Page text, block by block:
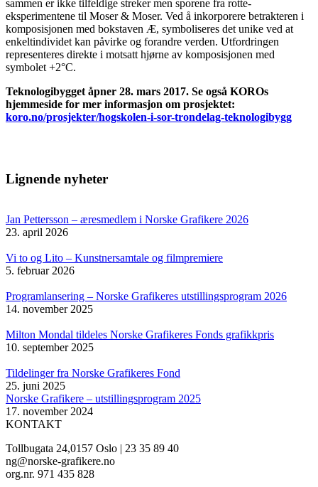
sammen er ikke tilfeldige streker men sporene fra rotte-
eksperimentene til Moser & Moser. Ved å inkorporere betrakteren i
komposisjonen med bokstaven Æ, symboliseres det unike ved at
enkeltindividet kan påvirke og forandre verden. Utfordringen
representeres direkte i motsatt hjørne av komposisjonen med
symbolet +2°C.
Teknologibygget åpner 28. mars 2017. Se også KOROs
hjemmeside for mer informasjon om prosjektet:
koro.no/prosjekter/hogskolen-i-sor-trondelag-teknologibygg
Lignende nyheter
Jan Pettersson – æresmedlem i Norske Grafikere 2026
23. april 2026
Vi to og Lito – Kunstnersamtale og filmpremiere
5. februar 2026
Programlansering – Norske Grafikeres utstillingsprogram 2026
14. november 2025
Milton Mondal tildeles Norske Grafikeres Fonds grafikkpris
10. september 2025
Tildelinger fra Norske Grafikeres Fond
25. juni 2025
Norske Grafikere – utstillingsprogram 2025
17. november 2024
KONTAKT
Tollbugata 24,0157 Oslo | 23 35 89 40
ng@norske-grafikere.no
org.nr. 971 435 828